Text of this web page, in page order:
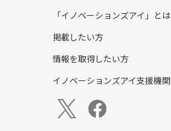
「イノベーションズアイ」とは
掲載したい方
情報を取得したい方
イノベーションズアイ支援機関